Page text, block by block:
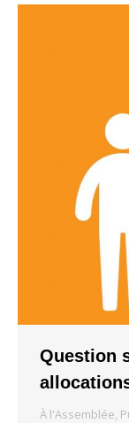
Question
À l'Assemblée,